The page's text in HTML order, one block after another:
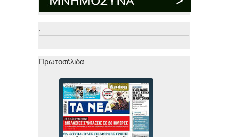
.
.
Πρωτοσέλιδα